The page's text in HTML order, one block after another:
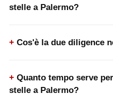
stelle a Palermo?
Cos'è la due diligence
Quanto tempo serve
stelle a Palermo?